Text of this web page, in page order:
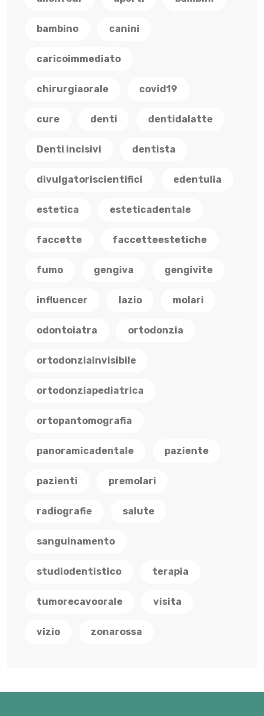
bambino canini
caricoimmediato
chirurgiaorale covid19
cure denti dentidalatte
Denti incisivi dentista
divulgatoriscientifici edentulia
estetica esteticadentale
faccette faccetteestetiche
fumo gengiva gengivite
influencer lazio molari
odontoiatra ortodonzia
ortodonziainvisibile
ortodonziapediatrica
ortopantomografia
panoramicadentale paziente
pazienti premolari
radiografie salute
sanguinamento
studiodentistico terapia
tumorecavoorale visita
vizio zonarossa